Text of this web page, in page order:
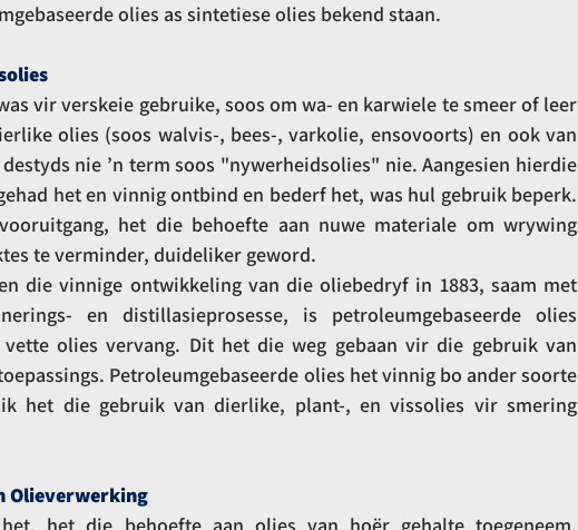
olies as sintetiese olies bekend staan.
vir verskeie gebruike, soos om wa- en karwiele te smeer of leer
olies (soos walvis-, bees-, varkolie, ensovoorts) en ook van
nie ’n term soos "nywerheidsolies" nie. Aangesien hierdie
het en vinnig ontbind en bederf het, was hul gebruik beperk.
het die behoefte aan nuwe materiale om wrywing
te verminder, duideliker geword.
die vinnige ontwikkeling van die oliebedryf in 1883, saam met
en distillasieprosesse, is petroleumgebaseerde olies
olies vervang. Dit het die weg gebaan vir die gebruik van
Petroleumgebaseerde olies het vinnig bo ander soorte
het die gebruik van dierlike, plant-, en vissolies vir smering
Olieverwerking